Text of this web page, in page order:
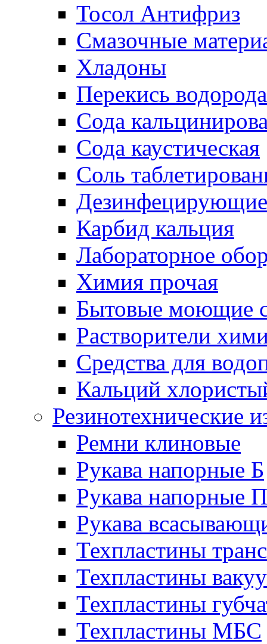
Тосол Антифриз
Смазочные
Хладоны
Перекись водорода
Сода
Сода каустическая
Соль
Дезинфецирующие
Карбид кальция
Лабораторное
Химия прочая
Бытовые моющие
Растворители
Средства для
Кальций
Резинотехнические
Ремни клиновые
Рукава напорные Б
Рукава напорные П
Рукава
Техпластины
Техпластины
Техпластины
Техпластины МБС